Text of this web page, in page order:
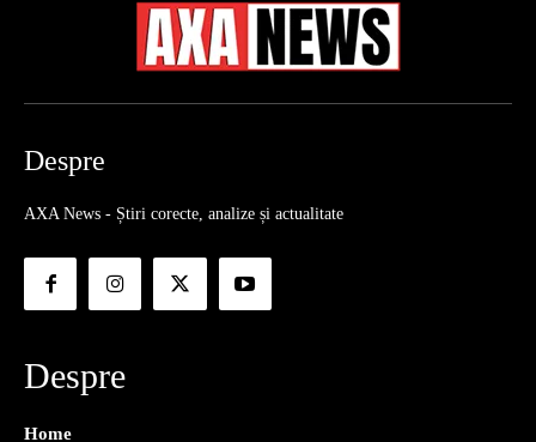
Despre
AXA News - Știri corecte, analize și actualitate
Despre
Home